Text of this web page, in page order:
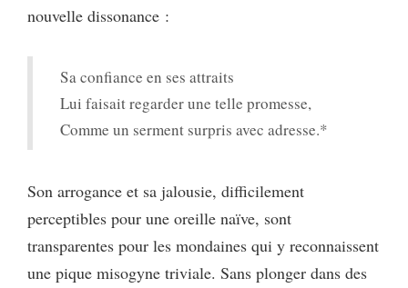
nouvelle dissonance :
Sa confiance en ses attraits
Lui faisait regarder une telle promesse,
Comme un serment surpris avec adresse.*
Son arrogance et sa jalousie, difficilement
perceptibles pour une oreille naïve, sont
transparentes pour les mondaines qui y reconnaissent
une pique misogyne triviale. Sans plonger dans des